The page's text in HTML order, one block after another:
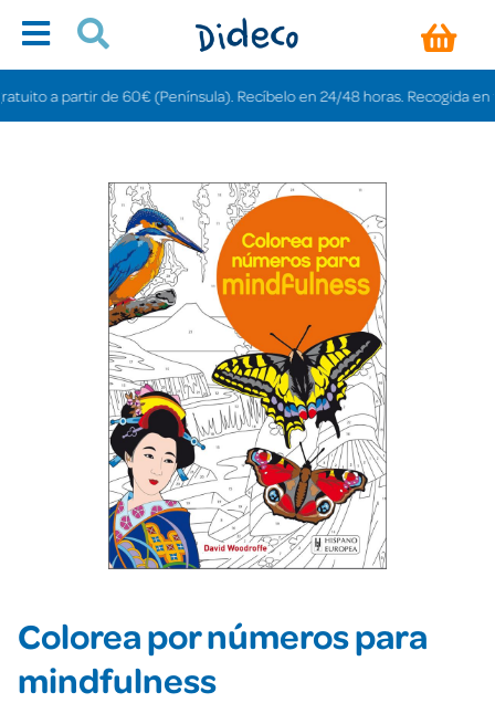
a partir de 60€ (Península). Recíbelo en 24/48 horas. Recogida en
Colorea por números para
mindfulness